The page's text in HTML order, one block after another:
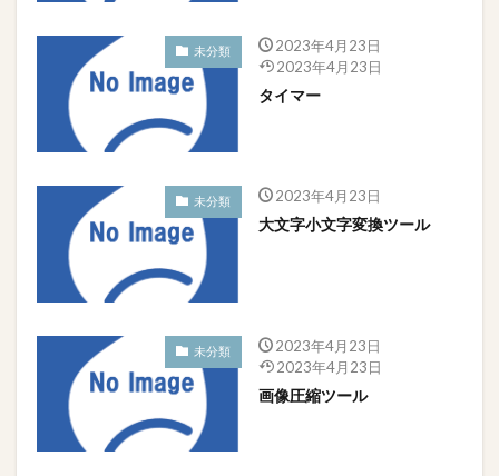
未分類
2023年4月23日
2023年4月23日
タイマー
未分類 2023年4月23日
大文字小文字変換ツール
未分類
2023年4月23日
2023年4月23日
画像圧縮ツール